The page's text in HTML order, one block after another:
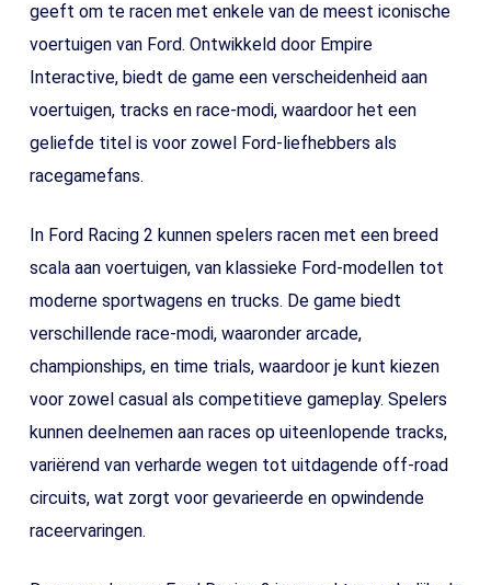
geeft om te racen met enkele van de meest iconische
voertuigen van Ford. Ontwikkeld door Empire
Interactive, biedt de game een verscheidenheid aan
voertuigen, tracks en race-modi, waardoor het een
geliefde titel is voor zowel Ford-liefhebbers als
racegamefans.
In Ford Racing 2 kunnen spelers racen met een breed
scala aan voertuigen, van klassieke Ford-modellen tot
moderne sportwagens en trucks. De game biedt
verschillende race-modi, waaronder arcade,
championships, en time trials, waardoor je kunt kiezen
voor zowel casual als competitieve gameplay. Spelers
kunnen deelnemen aan races op uiteenlopende tracks,
variërend van verharde wegen tot uitdagende off-road
circuits, wat zorgt voor gevarieerde en opwindende
raceervaringen.